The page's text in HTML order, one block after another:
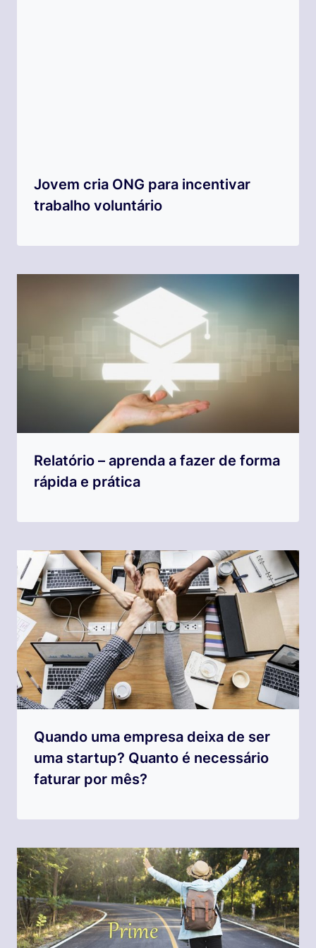
Jovem cria ONG para incentivar
trabalho voluntário
Relatório – aprenda a fazer de forma
rápida e prática
Quando uma empresa deixa de ser
uma startup? Quanto é necessário
faturar por mês?